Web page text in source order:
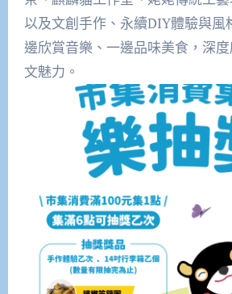
以及文創手作、永續DIY體驗與風
邊欣賞音樂、一邊品味美食，深
文魅力。